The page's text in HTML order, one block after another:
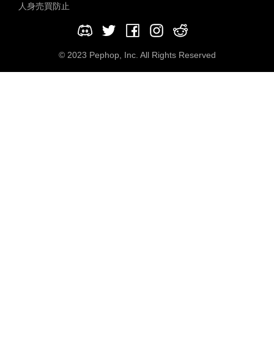
人身売買防止
© 2023 Pephop, Inc. All Rights Reserved